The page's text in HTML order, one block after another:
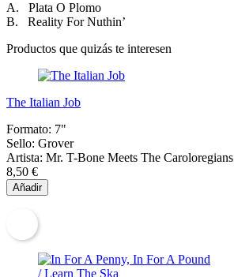
A. Plata O Plomo
B. Reality For Nuthin’
Productos que quizás te interesen
The Italian Job
Formato: 7"
Sello: Grover
Artista: Mr. T-Bone Meets The Caroloregians
8,50 €
Añadir